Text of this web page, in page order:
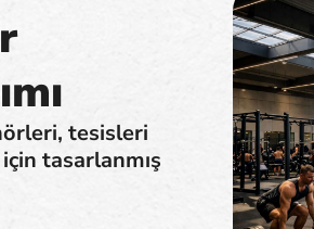
tesisleri
tasarlanmış